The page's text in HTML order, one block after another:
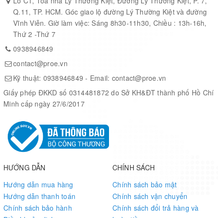
Alpha Edition- Generally refers to the leader in a wolf pack, α / Alpha. It will also be the
leader in the LattePanda series, the most powerful in performance. Known as the leader
of the Pandas, or "AlphaPanda" for short.
The Core m3 processor is the perfect choice for superior performance and low power
We have shrunken this computing monster from a laptop to the size of a phone.
Q.11, TP. HCM. Góc giao lộ đường Lý Thường Kiệt và đường
Vĩnh Viễn. Giờ làm việc: Sáng 8h30-11h30, Chiều : 13h-16h,
Thứ 2 -Thứ 7
0938946849
contact@proe.vn
Kỹ thuật: 0938946849 - Email: contact@proe.vn
Giấy phép ĐKKD số 0314481872 do Sở KH&ĐT thành phố Hồ Chí
Minh cấp ngày 27/6/2017
HƯỚNG DẪN
Hướng dẫn mua hàng
Hướng dẫn thanh toán
Chính sách bảo hành
CHÍNH SÁCH
Chính sách bảo mật
Chính sách vận chuyển
Chính sách đổi trả hàng và